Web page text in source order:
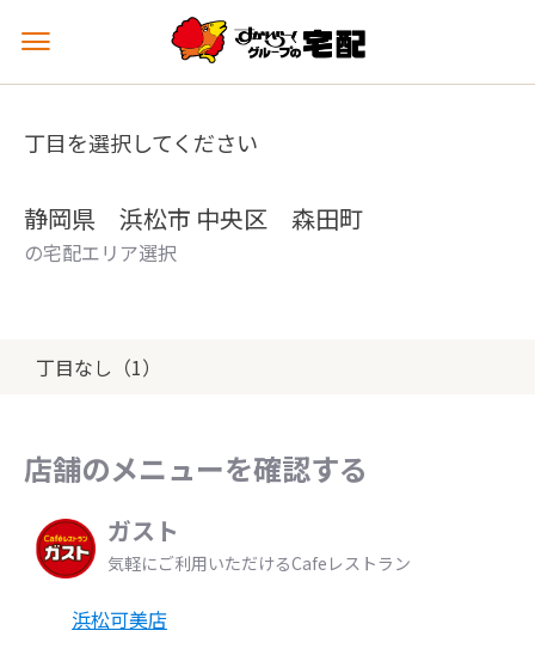
メ
ュ
を
丁目を選択してください
静岡県 浜松市 中央区 森田町
の宅配エリア選択
丁目なし（1）
店舗のメニューを確認する
ガスト
気軽にご利用いただけるCafeレストラン
浜松可美店